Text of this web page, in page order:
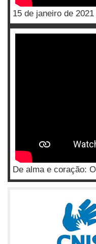
15 de janeiro de
De alma e coração: